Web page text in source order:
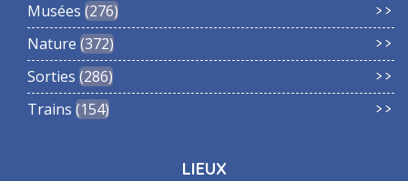
Musées 276
Nature 372
Sorties 286
Trains 154
LIEUX